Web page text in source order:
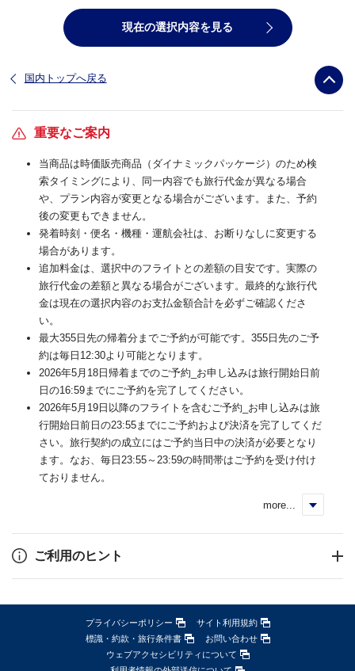
現在の選択内容を見る
国内トップへ戻る
重要なご案内
当商品は時価販売商品（ダイナミックパッケージ）のため検
索タイミングにより、同一内容でも旅行代金が異なる場合
や、プラン内容が変更となる場合がございます。また、予約
後の変更もできません。
発着時刻・便名・機種・運航会社は、お断りなしに変更する
場合があります。
追加料金は、選択中のフライトとの差額の目安です。実際の
旅行代金の差額と異なる場合がございます。最終的な旅行代
金は現在の選択内容のお支払金額合計を必ずご確認くださ
い。
最大355日先の帰着分までご予約が可能です。355日先のご予
約は毎日12:30より可能となります。
2026年5月18日帰着までのご予約_お申し込みは旅行開始日前
日の16:59までにご予約を完了してください。
2026年5月19日以降のフライトを含むご予約_お申し込みは旅
行開始日前日の23:55までにご予約および決済を完了してくだ
さい。旅行契約の成立にはご予約当日中の決済が必要となり
ます。なお、毎日23:55～23:59の時間帯はご予約を受け付け
ておりません。
more...
ご利用のヒント
プライバシーポリシー
サイト利用規約
標識・約款・旅行条件書
お問い合わせ
ウェブアクセシビリティについて